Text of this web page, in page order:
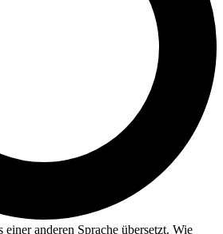
anderen Sprache übersetzt. Wie